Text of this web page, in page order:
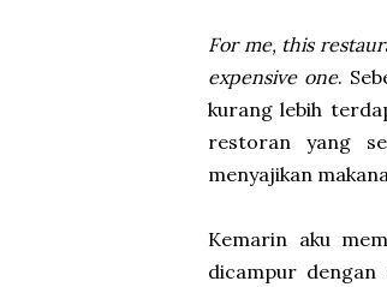
For me, this
expensive one.
kurang lebih
restoran yang
menyajikan
Kemarin aku
dicampur